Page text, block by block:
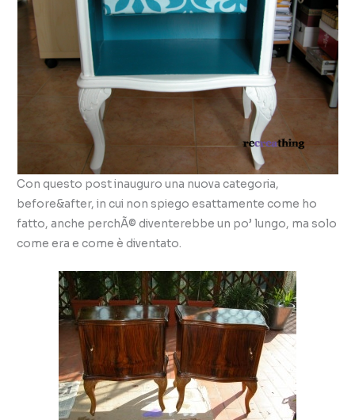
Con questo post inauguro una nuova categoria,
before&after, in cui non spiego esattamente come ho
fatto, anche perchÃ© diventerebbe un po’ lungo, ma solo
come era e come è diventato.